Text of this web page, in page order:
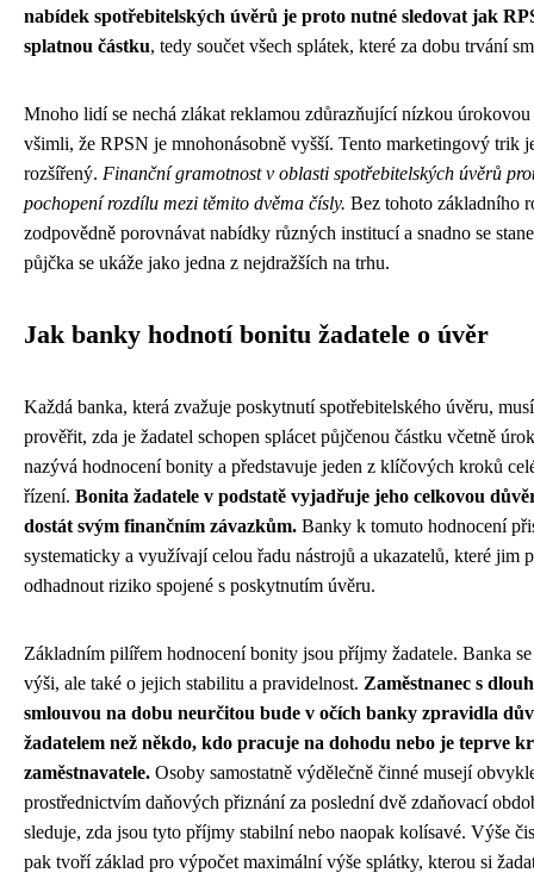
nabídek spotřebitelských úvěrů je proto nutné sledovat jak
splatnou částku, tedy součet všech splátek, které za dobu trvání
Mnoho lidí se nechá zlákat reklamou zdůrazňující nízkou úrokovou
všimli, že RPSN je mnohonásobně vyšší. Tento marketingový trik
rozšířený. Finanční gramotnost v oblasti spotřebitelských úvěrů
pochopení rozdílu mezi těmito dvěma čísly. Bez tohoto základního
zodpovědně porovnávat nabídky různých institucí a snadno se
půjčka se ukáže jako jedna z nejdražších na trhu.
Jak banky hodnotí bonitu žadatele o úvěr
Každá banka, která zvažuje poskytnutí spotřebitelského úvěru,
prověřit, zda je žadatel schopen splácet půjčenou částku včetně
nazývá hodnocení bonity a představuje jeden z klíčových kroků
řízení. Bonita žadatele v podstatě vyjadřuje jeho celkovou
dostát svým finančním závazkům. Banky k tomuto hodnocení
systematicky a využívají celou řadu nástrojů a ukazatelů, které jim
odhadnout riziko spojené s poskytnutím úvěru.
Základním pilířem hodnocení bonity jsou příjmy žadatele. Banka
výši, ale také o jejich stabilitu a pravidelnost. Zaměstnanec s
smlouvou na dobu neurčitou bude v očích banky zpravidla
žadatelem než někdo, kdo pracuje na dohodu nebo je teprve
zaměstnavatele. Osoby samostatně výdělečně činné musejí
prostřednictvím daňových přiznání za poslední dvě zdaňovací
sleduje, zda jsou tyto příjmy stabilní nebo naopak kolísavé. Výše
pak tvoří základ pro výpočet maximální výše splátky, kterou si